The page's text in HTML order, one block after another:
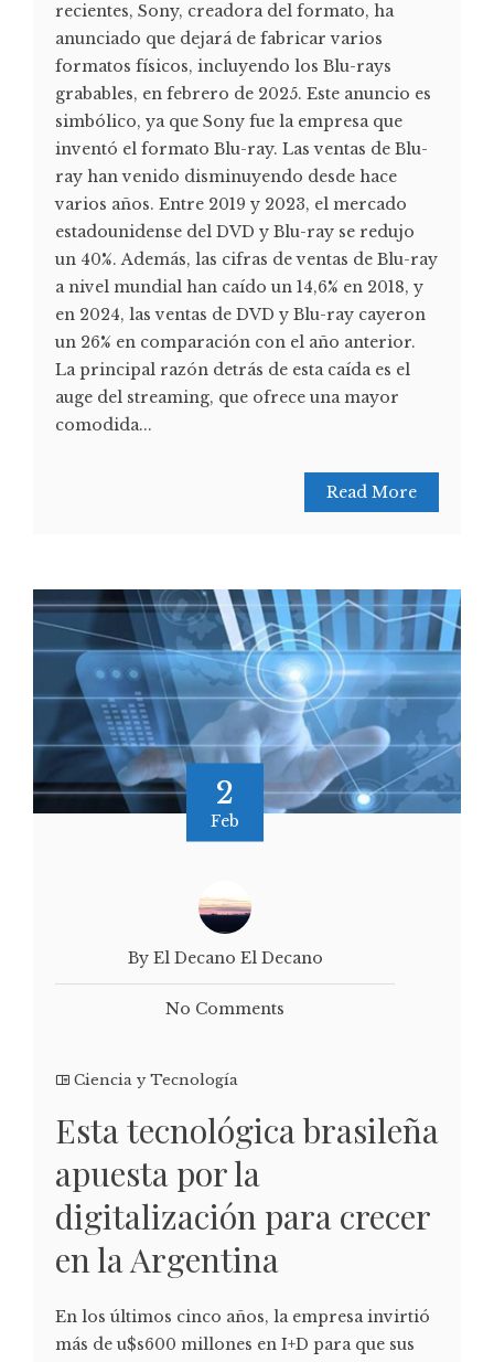
recientes, Sony, creadora del formato, ha
anunciado que dejará de fabricar varios
formatos físicos, incluyendo los Blu-rays
grabables, en febrero de 2025. Este anuncio es
simbólico, ya que Sony fue la empresa que
inventó el formato Blu-ray. Las ventas de Blu-
ray han venido disminuyendo desde hace
varios años. Entre 2019 y 2023, el mercado
estadounidense del DVD y Blu-ray se redujo
un 40%. Además, las cifras de ventas de Blu-ray
a nivel mundial han caído un 14,6% en 2018, y
en 2024, las ventas de DVD y Blu-ray cayeron
un 26% en comparación con el año anterior.
La principal razón detrás de esta caída es el
auge del streaming, que ofrece una mayor
comodida...
Read More
2
Feb
By El Decano El Decano
No Comments
Ciencia y Tecnología
Esta tecnológica brasileña
apuesta por la
digitalización para crecer
en la Argentina
En los últimos cinco años, la empresa invirtió
más de u$s600 millones en I+D para que sus